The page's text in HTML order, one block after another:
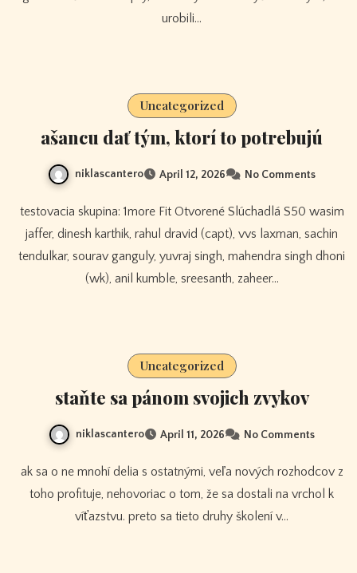
urobili…
Uncategorized
ašancu dať tým, ktorí to potrebujú
niklascantero April 12, 2026 No Comments
testovacia skupina: 1more Fit Otvorené Slúchadlá S50 wasim
jaffer, dinesh karthik, rahul dravid (capt), vvs laxman, sachin
tendulkar, sourav ganguly, yuvraj singh, mahendra singh dhoni
(wk), anil kumble, sreesanth, zaheer…
Uncategorized
staňte sa pánom svojich zvykov
niklascantero April 11, 2026 No Comments
ak sa o ne mnohí delia s ostatnými, veľa nových rozhodcov z
toho profituje, nehovoriac o tom, že sa dostali na vrchol k
víťazstvu. preto sa tieto druhy školení v…